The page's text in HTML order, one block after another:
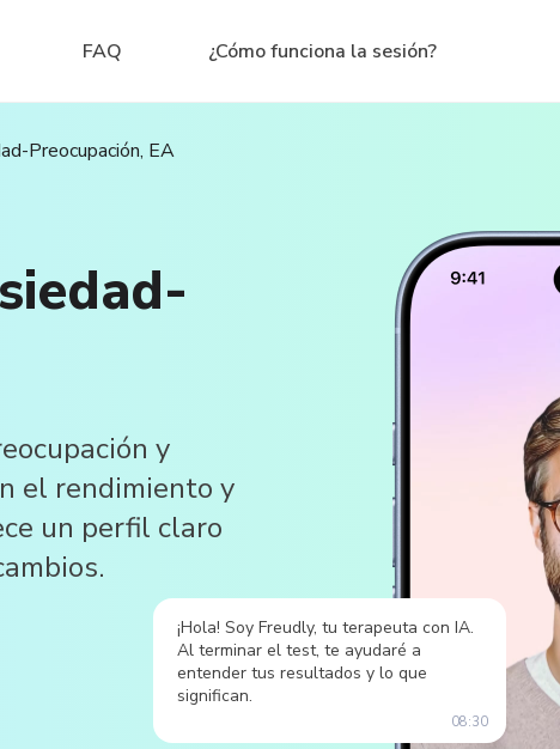
FAQ ¿Cómo funciona la sesión?
Preocupación, EA
y
el rendimiento y
un perfil claro
¡Hola! Soy Freudly, tu terapeuta con IA.
Al terminar el test, te ayudaré a
entender tus resultados y lo que
significan.
08:30